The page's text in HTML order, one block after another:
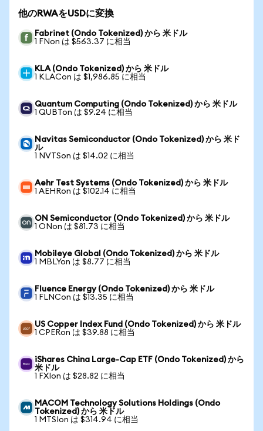
他のRWAをUSDに変換
Fabrinet (Ondo Tokenized) から 米ドル
1 FNon は $563.37 に相当
KLA (Ondo Tokenized) から 米ドル
1 KLACon は $1,986.85 に相当
Quantum Computing (Ondo Tokenized) から 米ドル
1 QUBTon は $9.24 に相当
Navitas Semiconductor (Ondo Tokenized) から 米ド
ル
1 NVTSon は $14.02 に相当
Aehr Test Systems (Ondo Tokenized) から 米ドル
1 AEHRon は $102.14 に相当
ON Semiconductor (Ondo Tokenized) から 米ドル
1 ONon は $81.73 に相当
Mobileye Global (Ondo Tokenized) から 米ドル
1 MBLYon は $8.77 に相当
Fluence Energy (Ondo Tokenized) から 米ドル
1 FLNCon は $13.35 に相当
US Copper Index Fund (Ondo Tokenized) から 米ドル
1 CPERon は $39.88 に相当
iShares China Large-Cap ETF (Ondo Tokenized) から
米ドル
1 FXIon は $28.82 に相当
MACOM Technology Solutions Holdings (Ondo
Tokenized) から 米ドル
1 MTSIon は $314.94 に相当